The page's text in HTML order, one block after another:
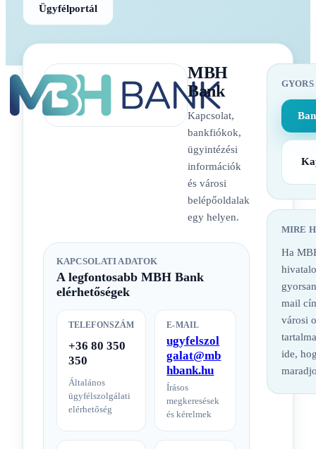
Ügyfélportál
MBH
Bank
Kapcsolat,
bankfiókok,
ügyintézési
információk
és városi
belépőoldalak
egy helyen.
KAPCSOLATI ADATOK
A legfontosabb MBH Bank
elérhetőségek
TELEFONSZÁM
+36 80 350
350
Általános
ügyfélszolgálati
elérhetőség
E-MAIL
ugyfelszol
galat@mb
hbank.hu
Írásos
megkeresések
és kérelmek
MIRE
Ha
mail
városi
ide,